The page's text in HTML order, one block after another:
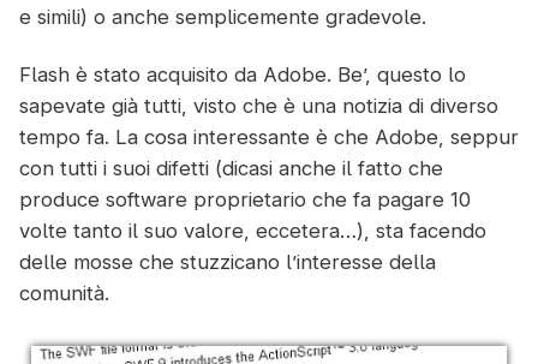
e simili) o anche semplicemente gradevole.
Flash è stato acquisito da Adobe. Be’, questo lo
sapevate già tutti, visto che è una notizia di diverso
tempo fa. La cosa interessante è che Adobe, seppur
con tutti i suoi difetti (dicasi anche il fatto che
produce software proprietario che fa pagare 10
volte tanto il suo valore, eccetera…), sta facendo
delle mosse che stuzzicano l’interesse della
comunità.